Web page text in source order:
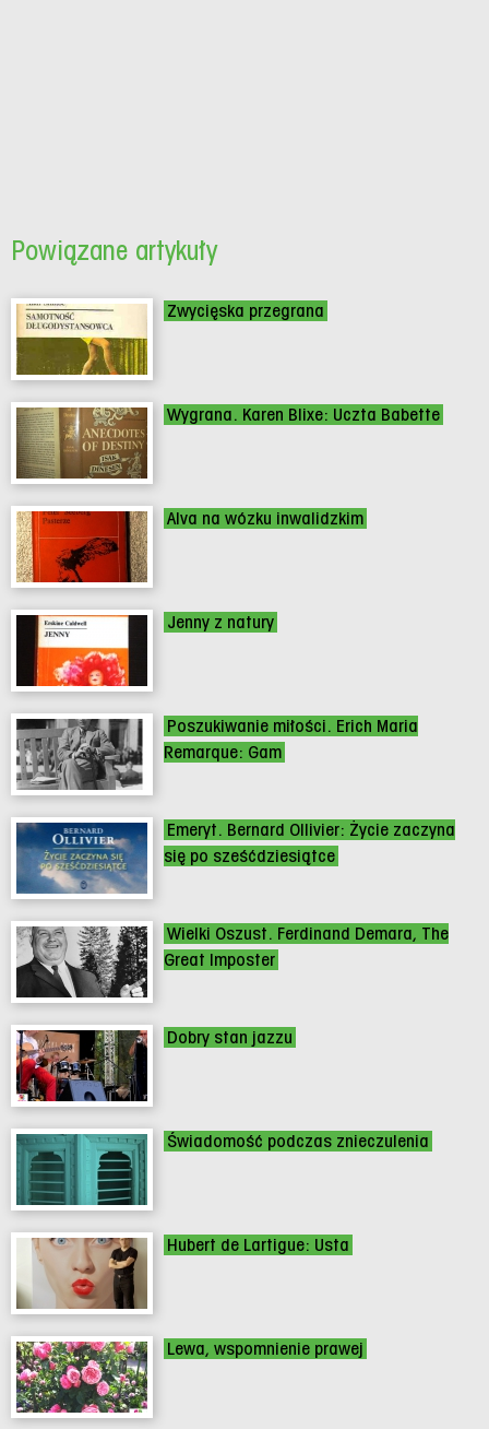
Powiązane artykuły
Zwycięska przegrana
Wygrana. Karen Blixe: Uczta Babette
Alva na wózku inwalidzkim
Jenny z natury
Poszukiwanie miłości. Erich Maria
Remarque: Gam
Emeryt. Bernard Ollivier: Życie zaczyna
się po sześćdziesiątce
Wielki Oszust. Ferdinand Demara, The
Great Imposter
Dobry stan jazzu
Świadomość podczas znieczulenia
Hubert de Lartigue: Usta
Lewa, wspomnienie prawej